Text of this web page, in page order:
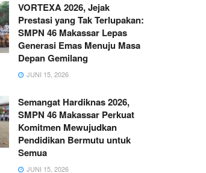
VORTEXA 2026, Jejak
Prestasi yang Tak Terlupakan:
SMPN 46 Makassar Lepas
Generasi Emas Menuju Masa
Depan Gemilang
JUNI 15, 2026
Semangat Hardiknas 2026,
SMPN 46 Makassar Perkuat
Komitmen Mewujudkan
Pendidikan Bermutu untuk
Semua
JUNI 15, 2026